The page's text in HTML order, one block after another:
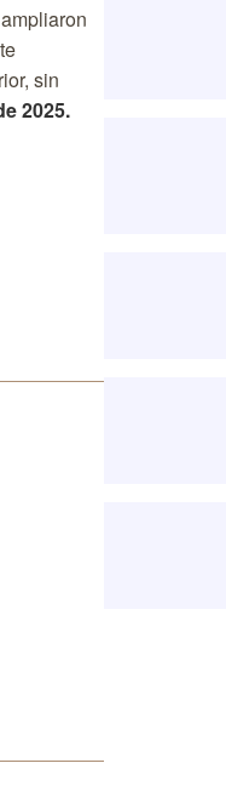
sin
2025.